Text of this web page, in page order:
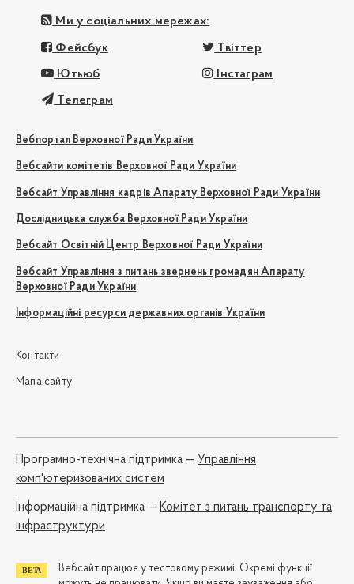
Ми у соціальних мережах:
Фейсбук Твіттер
Ютьюб Інстаграм
Телеграм
Вебпортал Верховної Ради України
Вебсайти комітетів Верховної Ради України
Вебсайт Управління кадрів Апарату Верховної Ради України
Дослідницька служба Верховної Ради України
Вебсайт Освітній Центр Верховної Ради України
Вебсайт Управління з питань звернень громадян Апарату
Верховної Ради України
Інформаційні ресурси державних органів України
Контакти
Мапа сайту
Програмно-технічна підтримка — Управління
комп'ютеризованих систем
Iнформаційна підтримка — Комітет з питань транспорту та
інфраструктури
Вебсайт працює у тестовому режимі. Окремі функції